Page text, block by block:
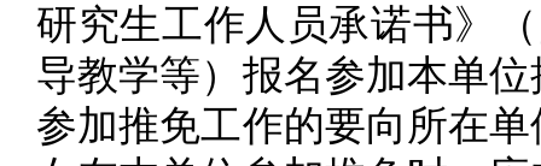
研究生工作人员承诺书》
导教学等）报名参加本单
参加推免工作的要向所在